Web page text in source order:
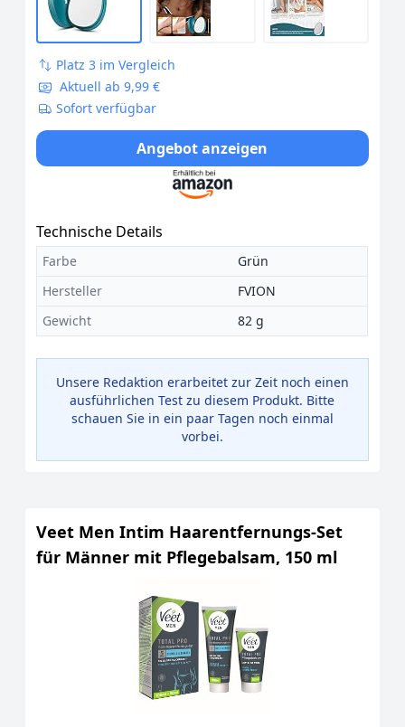
Platz 3 im Vergleich
Aktuell ab 9,99 €
Sofort verfügbar
Angebot anzeigen
Technische Details
Farbe
Grün
Hersteller
FVION
Gewicht
82 g
Unsere Redaktion erarbeitet zur Zeit noch einen
ausführlichen Test zu diesem Produkt. Bitte
schauen Sie in ein paar Tagen noch einmal
vorbei.
Veet Men Intim Haarentfernungs-Set
für Männer mit Pflegebalsam, 150 ml